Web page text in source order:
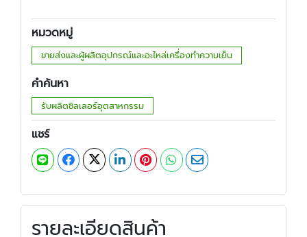
หมวดหมู่
ขายส่งและผู้ผลิตอุปกรณ์และอะไหล่เครื่องทำความเย็น
คำค้นหา
รับผลิตชิลเลอร์อุตสาหกรรม
แชร์
รายละเอียดสินค้า